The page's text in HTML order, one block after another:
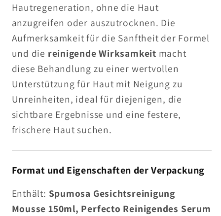
Hautregeneration, ohne die Haut
anzugreifen oder auszutrocknen. Die
Aufmerksamkeit für die Sanftheit der Formel
und die reinigende Wirksamkeit macht
diese Behandlung zu einer wertvollen
Unterstützung für Haut mit Neigung zu
Unreinheiten, ideal für diejenigen, die
sichtbare Ergebnisse und eine festere,
frischere Haut suchen.
Format und Eigenschaften der Verpackung
Enthält: Spumosa Gesichtsreinigung
Mousse 150ml, Perfecto Reinigendes Serum